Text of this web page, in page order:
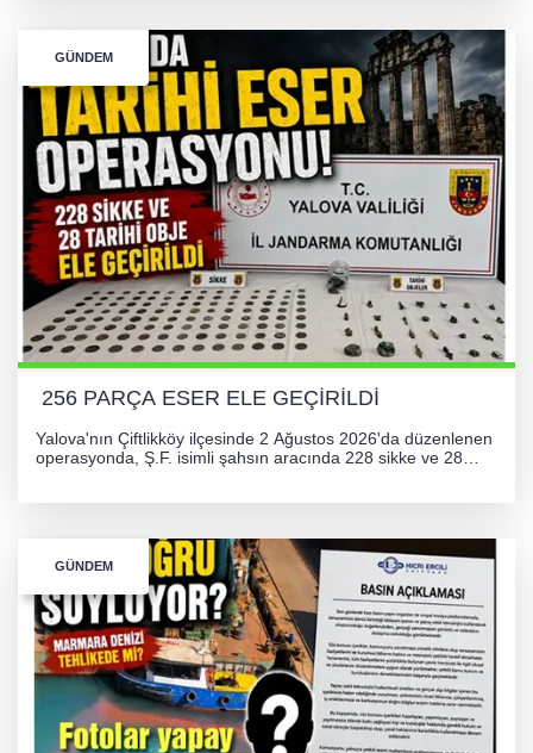
GÜNDEM
256 PARÇA ESER ELE GEÇİRİLDİ
Yalova'nın Çiftlikköy ilçesinde 2 Ağustos 2026'da düzenlenen
operasyonda, Ş.F. isimli şahsın aracında 228 sikke ve 28
GÜNDEM